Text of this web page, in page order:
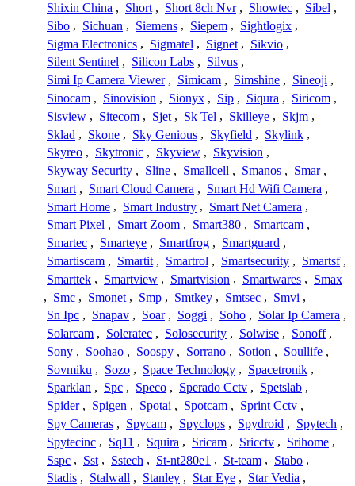
Shixin China , Short , Short 8ch Nvr , Showtec , Sibel ,
Sibo , Sichuan , Siemens , Siepem , Sightlogix ,
Sigma Electronics , Sigmatel , Signet , Sikvio ,
Silent Sentinel , Silicon Labs , Silvus ,
Simi Ip Camera Viewer , Simicam , Simshine , Sineoji ,
Sinocam , Sinovision , Sionyx , Sip , Siqura , Siricom ,
Sisview , Sitecom , Sjet , Sk Tel , Skilleye , Skjm ,
Sklad , Skone , Sky Genious , Skyfield , Skylink ,
Skyreo , Skytronic , Skyview , Skyvision ,
Skyway Security , Sline , Smallcell , Smanos , Smar ,
Smart , Smart Cloud Camera , Smart Hd Wifi Camera ,
Smart Home , Smart Industry , Smart Net Camera ,
Smart Pixel , Smart Zoom , Smart380 , Smartcam ,
Smartec , Smarteye , Smartfrog , Smartguard ,
Smartiscam , Smartit , Smartrol , Smartsecurity , Smartsf ,
Smarttek , Smartview , Smartvision , Smartwares , Smax
, Smc , Smonet , Smp , Smtkey , Smtsec , Smvi ,
Sn Ipc , Snapav , Soar , Soggi , Soho , Solar Ip Camera ,
Solarcam , Soleratec , Solosecurity , Solwise , Sonoff ,
Sony , Soohao , Soospy , Sorrano , Sotion , Soullife ,
Sovmiku , Sozo , Space Technology , Spacetronik ,
Sparklan , Spc , Speco , Sperado Cctv , Spetslab ,
Spider , Spigen , Spotai , Spotcam , Sprint Cctv ,
Spy Cameras , Spycam , Spyclops , Spydroid , Spytech ,
Spytecinc , Sq11 , Squira , Sricam , Sricctv , Srihome ,
Sspc , Sst , Sstech , St-nt280e1 , St-team , Stabo ,
Stadis , Stalwall , Stanley , Star Eye , Star Vedia ,